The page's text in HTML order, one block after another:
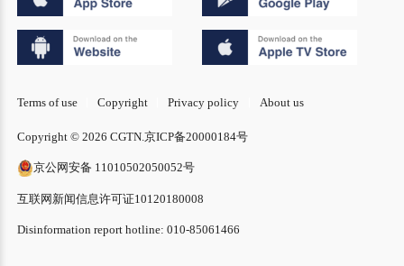
Terms of use Copyright Privacy policy About us
Copyright © 2026 CGTN. 京ICP备20000184号
京公网安备 11010502050052号
互联网新闻信息许可证10120180008
Disinformation report hotline: 010-85061466